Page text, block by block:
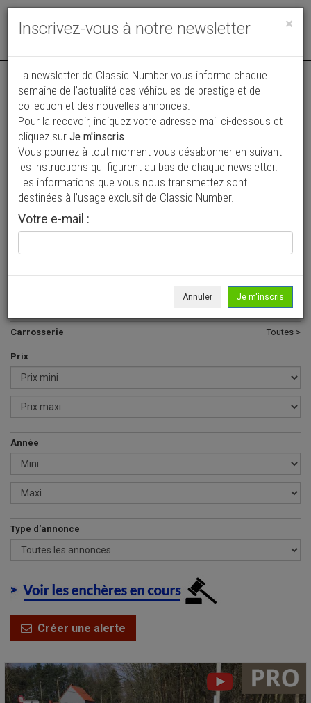
Toggle
Vos annonces vues par
plus de 4 millions de collectionneurs
Ajouter une annonce
> Rechercher un véhicule
Business >
Carrosserie Toutes >
Prix
Année
Type d'annonce
Créer une alerte
×
Inscrivez-vous à notre newsletter
La newsletter de Classic Number vous informe chaque
semaine de l’actualité des véhicules de prestige et de
collection et des nouvelles annonces.
Pour la recevoir, indiquez votre adresse mail ci-dessous et
cliquez sur Je m'inscris.
Vous pourrez à tout moment vous désabonner en suivant
les instructions qui figurent au bas de chaque newsletter.
Les informations que vous nous transmettez sont
destinées à l’usage exclusif de Classic Number.
Votre e-mail :
Annuler Je m'inscris